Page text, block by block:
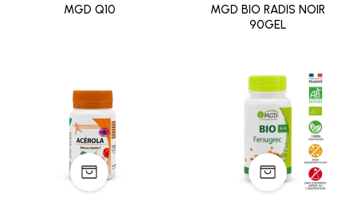
MGD Q10
MGD BIO RADIS NOIR
90GEL